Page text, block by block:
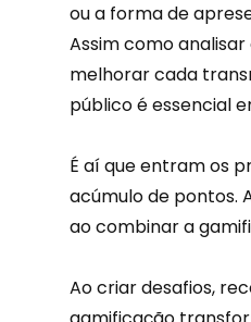
ou a forma de
Assim como
melhorar cada
público é essencial
É aí que entram os
acúmulo de pontos.
ao combinar a
Ao criar desafios,